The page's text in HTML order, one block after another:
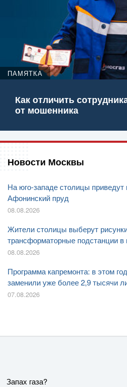
ПАМЯТКА
Как отличить
от мошенника
Новости Москвы
На юго-западе столицы
Афонинский пруд
08.08.2026
Жители столицы выберут
трансформаторные подстанции в
08.08.2026
Программа капремонта: в этом
заменили уже более 2,9 тысячи
07.08.2026
Запах газа?